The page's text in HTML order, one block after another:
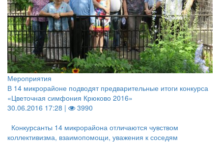
Мероприятия
В 14 микрорайоне подводят предварительные итоги конкурса
«Цветочная симфония Крюково 2016»
30.06.2016 17:28 |
3990
Конкурсанты 14 микрорайона отличаются чувством
коллективизма, взаимопомощи, уважения к соседям